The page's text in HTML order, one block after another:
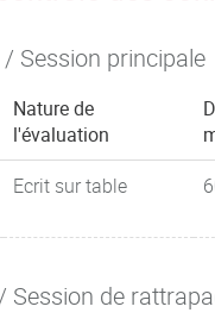
normes, les valeurs et la
;
et les inégalités
;
Session principale
Nature de
l'évaluation
Ecrit sur table
Session de